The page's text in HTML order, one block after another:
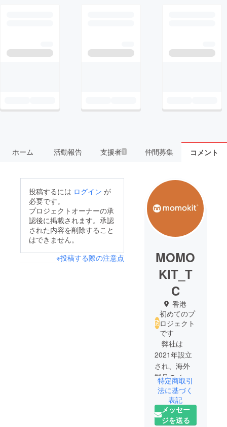
ホーム 活動報告 支援者 1 仲間募集 コメント
投稿するには ログイン が
必要です。
プロジェクトオーナーの承
認後に掲載されます。承認
された内容を削除すること
はできません。
※投稿する際の注意点
MOMO
KIT_T
C
香港
初めてのプ
ロジェクト
です
弊社は
2021年設立
され、海外
製品のイン
キュベー
ション企業
です。常に
驚きと感動
特定商取引
法に基づく
表記
メッセー
ジを送る